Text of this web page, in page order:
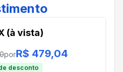
(à vista)
porR$ 479,04
desconto